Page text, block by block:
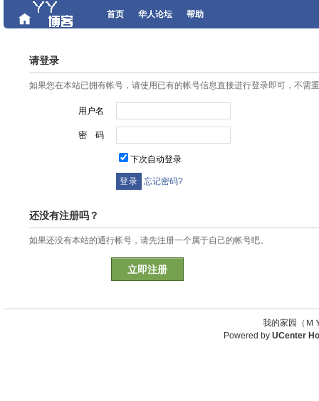
首页 华人论坛 帮助
请登录
如果您在本站已拥有帐号，请使用已有的帐号信息直接进行登录即可，不需
用户名
密 码
下次自动登录
忘记密码?
还没有注册吗？
如果还没有本站的通行帐号，请先注册一个属于自己的帐号吧。
立即注册
我的家园（
Powered by UCenter